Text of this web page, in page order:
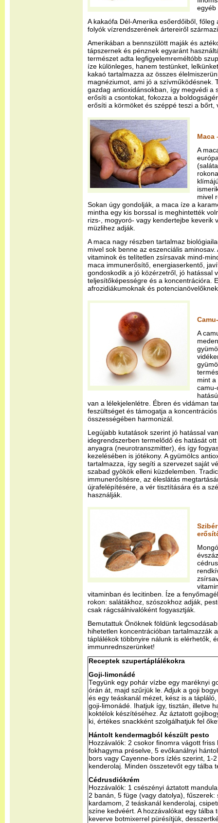
egyéb
A kakaófa Dél-Amerika esőerdőiből, főleg
folyók vízrendszerének ártereiről
Amerikában a bennszülött maják és
tápszernek és pénznek egyaránt
természet adta legfigyelemreméltóbb
íze különleges, hanem testünket,
kakaó tartalmazza az összes
magnéziumot, ami jó a szívműködésnek.
gazdag antioxidánsokban, így megvédi a
erősíti a csontokat, fokozza a
erősíti a körmöket és széppé teszi a bőrt,
Maca
A
mivel
Sokan úgy gondolják, a maca íze a
mintha egy kis borssal is meghintették
rizs-, mogyoró- vagy kendertejbe keverik
müzlihez adják.
A maca nagy részben tartalmaz
mivel sok benne az eszenciális
vitaminok és telítetlen zsírsavak mind-
maca immunerősítő, energiaserkentő,
gondoskodik a jó közérzetről, jó hatással
teljesítőképességre és a koncentrációra.
afrozidiákumoknak és
A
mint a
van a lélekjelenlétre. Ébren és vidáman
feszültséget és támogatja a
összességében harmonizál.
Legújabb kutatások szerint jó hatással
idegrendszerben termelődő és hatását
anyagra (neurotranszmitter), és így
kezelésében is jótékony. A gyümölcs
tartalmazza, így segíti a szervezet saját
szabad gyökök elleni küzdelemben.
immunerősítésre, az éleslátás
újrafelépítésére, a vér tisztítására és a
használják.
vitaminban és lecitinben. Íze a
rokon: salátákhoz, szószokhoz adják,
csak rágcsálnivalóként fogyasztják.
Bemutattuk Önöknek földünk
hihetetlen koncentrációban tartalmazzák
táplálékok többnyire nálunk is elérhetők,
immunrednszerünket!
Receptek szupertáplálékokra
Goji-limonádé
Tegyünk egy pohár vízbe egy maréknyi
órán át, majd szűrjük le. Adjuk a goji
és egy teáskanál mézet, kész is a
goji-limonádé. Ihatjuk így, tisztán, illetve
koktélok készítéséhez. Az áztatott
ki, értékes snackként szolgálhatjuk fel
Hántolt kendermagból készült pesto
Hozzávalók: 2 csokor finomra vágott
fokhagyma préselve, 5 evőkanálnyi
bors vagy Cayenne-bors ízlés szerint, 1-
kenderolaj. Minden összetevőt egy tálba
Cédrusdiókrém
Hozzávalók: 1 csészényi áztatott
2 banán, 5 füge (vagy datolya), fűszerek:
kardamom, 2 teáskanál kenderolaj,
színe kedvéért. A hozzávalókat egy tálba
keverve botmixerrel pürésítjük,